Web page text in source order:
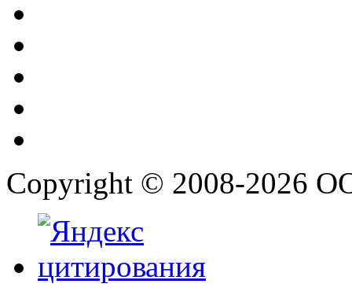
Copyright © 2008-2026